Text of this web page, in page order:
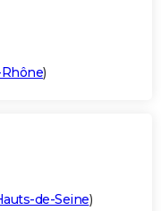
)
de-Seine)